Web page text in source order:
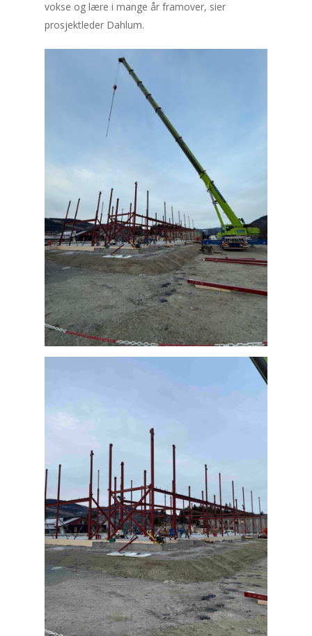
vokse og lære i mange år framover, sier
prosjektleder Dahlum.